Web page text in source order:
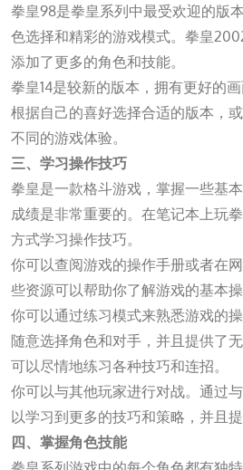
拳皇98是拳皇系列中最受欢迎的版
色选择和精彩的游戏模式。拳皇
添加了更多的角色和技能。
拳皇14是较新的版本，拥有更好的
根据自己的喜好选择合适的版本，
不同的游戏体验。
三、学习操作技巧
拳皇是一款格斗游戏，掌握一些基
成绩是非常重要的。在笔记本上玩
方式学习操作技巧。
你可以查阅游戏的操作手册或者在
些资源可以帮助你了解游戏的基本操
你可以通过练习模式来熟悉游戏的
随意选择角色和对手，并且提供了
可以尽情地练习各种技巧和连招。
你可以与其他玩家进行对战。通过
以学习到更多的技巧和策略，并且
四、掌握角色技能